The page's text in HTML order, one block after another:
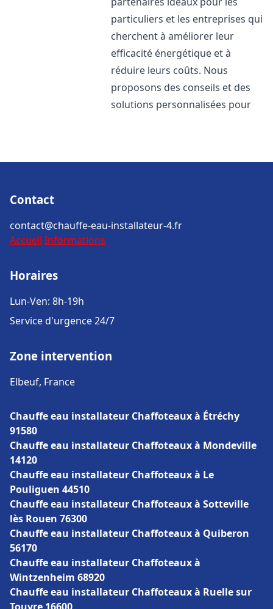
particuliers et les entreprises qui
cherchent à améliorer leur
efficacité énergétique et à
réduire leurs coûts. Nous
proposons des conseils et des
solutions personnalisées pour
Contact
contact@chauffe-eau-installateur-4.fr
Accueil Informations
Horaires
Lun-Ven: 8h-19h
Service d'urgence 24/7
Zone intervention
Elbeuf, France
Chauffe eau installateur Chaffoteaux à Étréchy
91580
Chauffe eau installateur Chaffoteaux à Mondeville
14120
Chauffe eau installateur Chaffoteaux à Le
Pouliguen 44510
Chauffe eau installateur Chaffoteaux à Sotteville
lès Rouen 76300
Chauffe eau installateur Chaffoteaux à Quiberon
56170
Chauffe eau installateur Chaffoteaux à
Wintzenheim 68920
Chauffe eau installateur Chaffoteaux à Ruelle sur